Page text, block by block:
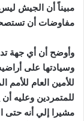
مبيناً أن الجيش
مفاوضات أن
وأوضح أن أي جهة
وسيادتها على
للأمين العام للأمم
للمتمردين وعليه
مشيرا إلي أنه حتى